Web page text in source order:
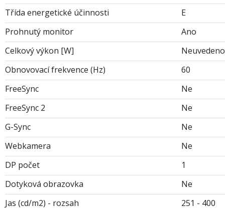
Třída energetické účinnosti
E
Prohnutý monitor
Ano
Celkový výkon [W]
Neuvedeno
Obnovovací frekvence (Hz)
60
FreeSync
Ne
FreeSync 2
Ne
G-Sync
Ne
Webkamera
Ne
DP počet
1
Dotyková obrazovka
Ne
Jas (cd/m2) - rozsah
251 - 400